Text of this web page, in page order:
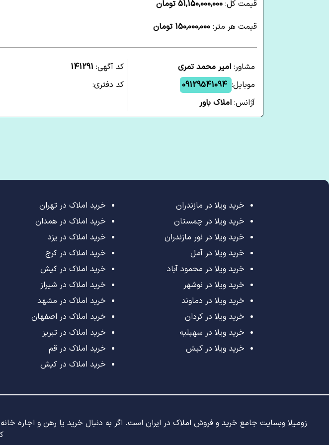
قیمت کل: 51,150,000,000 تومان
قیمت هر متر: 150,000,000 تومان
مشاور: امیر محمد تمری
موبایل: 09129541094
آژانس: املاک باور
کد آگهی: 141291
کد دفتری:
خرید ویلا در مازندران
خرید ویلا در چمستان
خرید ویلا در نور مازندران
خرید ویلا در آمل
خرید ویلا در محمود آباد
خرید ویلا در نوشهر
خرید ویلا در دماوند
خرید ویلا در کردان
خرید ویلا در سهیلیه
خرید ویلا در کیش
خرید املاک در تهران
خرید املاک در همدان
خرید املاک در یزد
خرید املاک در کرج
خرید املاک در کیش
خرید املاک در شیراز
خرید املاک در مشهد
خرید املاک در اصفهان
خرید املاک در تبریز
خرید املاک در قم
خرید املاک در کیش
زومیلا وبسایت جامع خرید و فروش املاک در ایران است. اگر به دنبال خرید یا رهن و اجاره